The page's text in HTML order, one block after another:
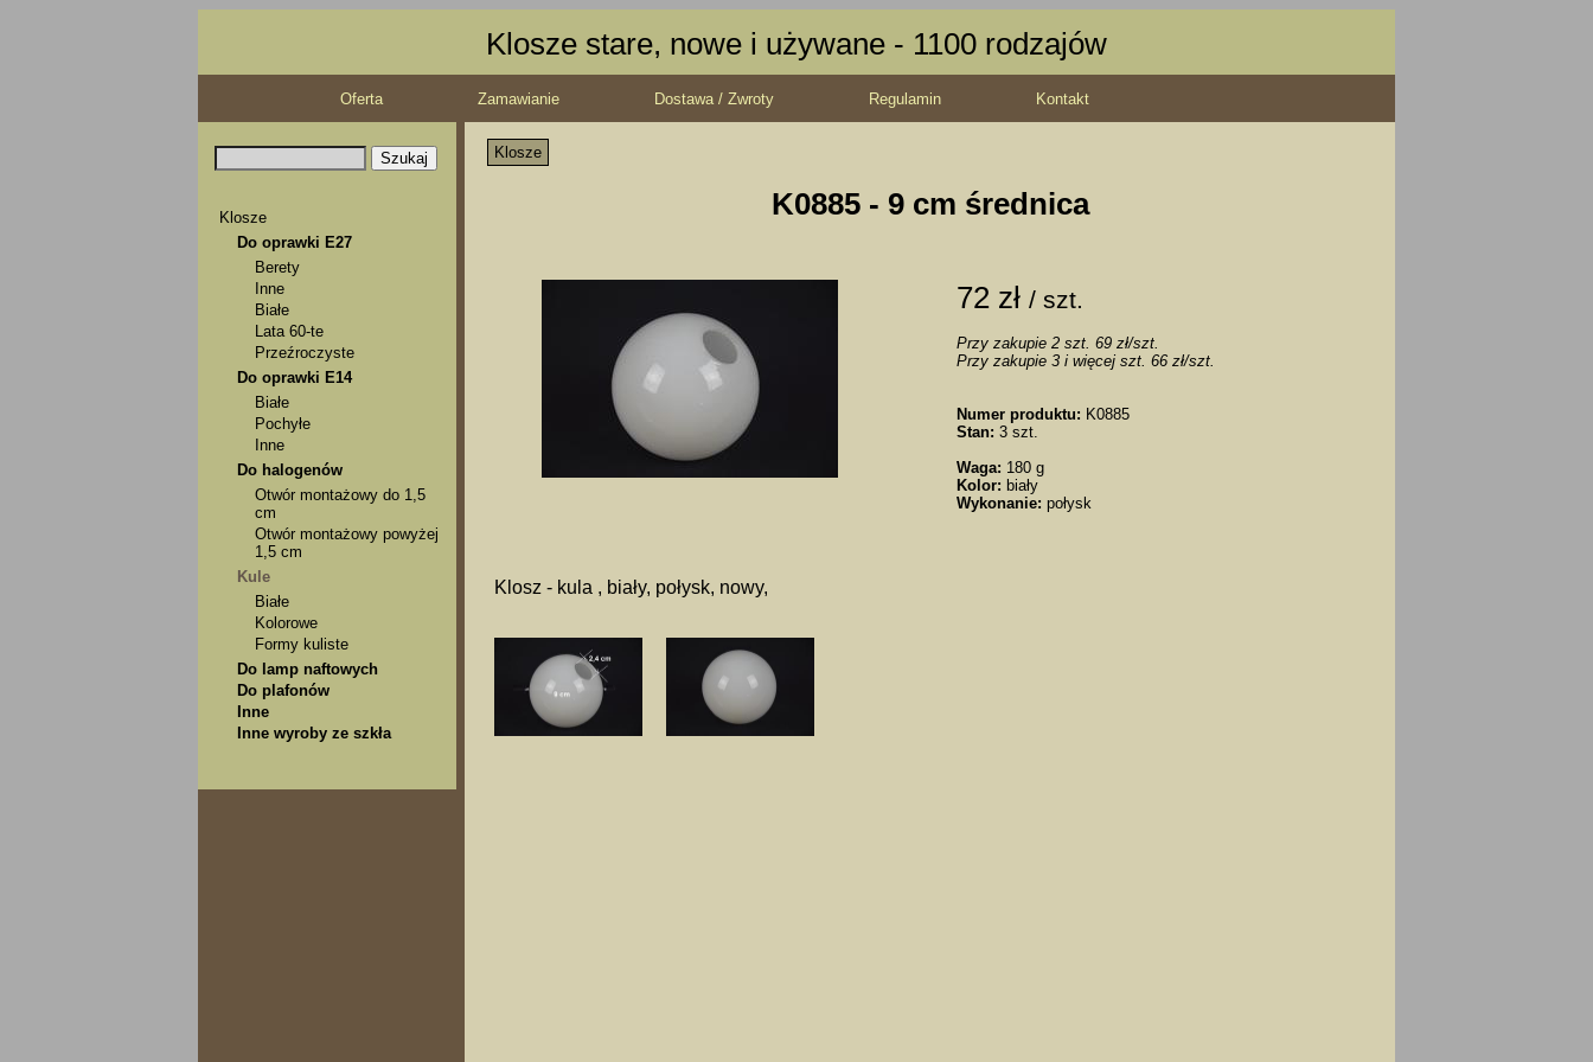
Klosze stare, nowe i używane - 1100 rodzajów
Oferta Zamawianie Dostawa / Zwroty Regulamin Kontakt
Klosze
Do oprawki E27
Berety
Inne
Białe
Lata 60-te
Przeźroczyste
Do oprawki E14
Białe
Pochyłe
Inne
Do halogenów
Otwór montażowy do 1,5
cm
Otwór montażowy powyżej
1,5 cm
Kule
Białe
Kolorowe
Formy kuliste
Do lamp naftowych
Do plafonów
Inne
Inne wyroby ze szkła
Klosze
K0885 - 9 cm średnica
72 zł / szt.
Przy zakupie 2 szt. 69 zł/szt.
Przy zakupie 3 i więcej szt. 66 zł/szt.
Numer produktu: K0885
Stan: 3 szt.
Waga: 180 g
Kolor: biały
Wykonanie: połysk
Klosz - kula , biały, połysk, nowy,